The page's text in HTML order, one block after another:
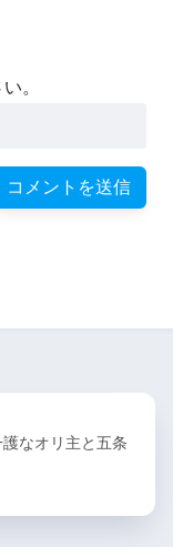
。
護なオリ主と五条